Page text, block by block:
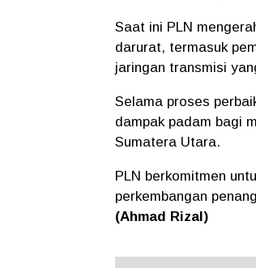
Saat ini PLN
darurat, termasuk
jaringan transmisi
Selama proses
dampak padam bagi
Sumatera Utara.
PLN berkomitmen
perkembangan
(Ahmad Rizal)